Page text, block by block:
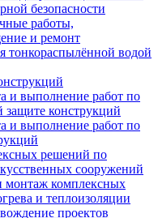
безопасности
работы,
и ремонт
тонкораспылённой водой
и выполнение работ по
защите конструкций
и выполнение работ по
решений по
сооружений
монтаж комплексных
и теплоизоляции
проектов